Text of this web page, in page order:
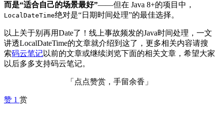
而是“适合自己的场景最好”——但在 Java 8+的项目中，
LocalDateTime绝对是“日期时间处理”的最佳选择。
以上关于别再用Date了！线上事故频发的Java时间处理，一文
讲透LocalDateTime的文章就介绍到这了，更多相关内容请搜
索码云笔记以前的文章或继续浏览下面的相关文章，希望大家
以后多多支持码云笔记。
「点点赞赏，手留余香」
赞 1 赏